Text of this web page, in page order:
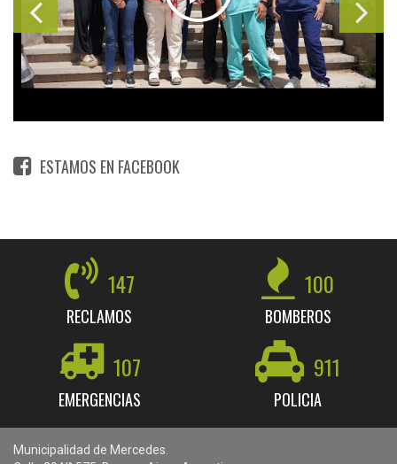
ESTAMOS EN FACEBOOK
147
RECLAMOS
100
BOMBEROS
107
EMERGENCIAS
911
POLICIA
Municipalidad de Mercedes.